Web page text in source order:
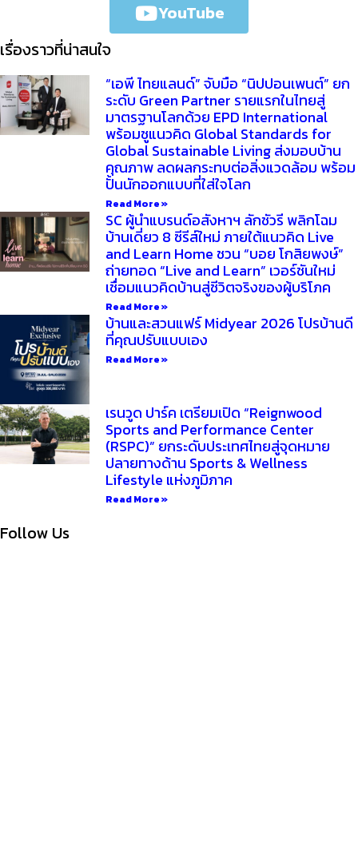
YouTube
เรื่องราวที่น่าสนใจ
“เอพี ไทยแลนด์” จับมือ “นิปปอนเพนต์” ยก
ระดับ Green Partner รายแรกในไทยสู่
มาตรฐานโลกด้วย EPD International
พร้อมชูแนวคิด Global Standards for
Global Sustainable Living ส่งมอบบ้าน
คุณภาพ ลดผลกระทบต่อสิ่งแวดล้อม พร้อม
ปั้นนักออกแบบที่ใส่ใจโลก
Read More »
SC ผู้นำแบรนด์อสังหาฯ ลักชัวรี พลิกโฉม
บ้านเดี่ยว 8 ซีรีส์ใหม่ ภายใต้แนวคิด Live
and Learn Home ชวน “บอย โกสิยพงษ์”
ถ่ายทอด “Live and Learn” เวอร์ชันใหม่
เชื่อมแนวคิดบ้านสู่ชีวิตจริงของผู้บริโภค
Read More »
บ้านและสวนแฟร์ Midyear 2026 โปรบ้านดี
ที่คุณปรับแบบเอง
Read More »
เรนวูด ปาร์ค เตรียมเปิด “Reignwood
Sports and Performance Center
(RSPC)” ยกระดับประเทศไทยสู่จุดหมาย
ปลายทางด้าน Sports & Wellness
Lifestyle แห่งภูมิภาค
Read More »
Follow Us